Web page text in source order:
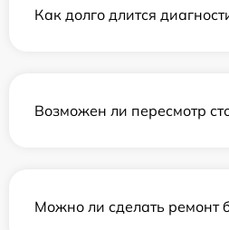
Как долго длится
Возможен ли пересмотр
Можно ли сделать ремонт